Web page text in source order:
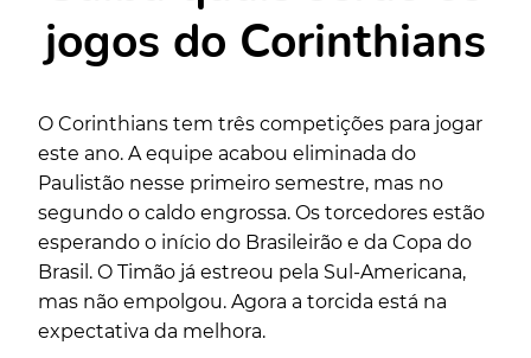
jogos do Corinthians
O Corinthians tem três competições para jogar
este ano. A equipe acabou eliminada do
Paulistão nesse primeiro semestre, mas no
segundo o caldo engrossa. Os torcedores estão
esperando o início do Brasileirão e da Copa do
Brasil. O Timão já estreou pela Sul-Americana,
mas não empolgou. Agora a torcida está na
expectativa da melhora.